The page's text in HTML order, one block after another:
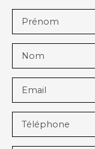
Prénom
Nom
Email
Téléphone